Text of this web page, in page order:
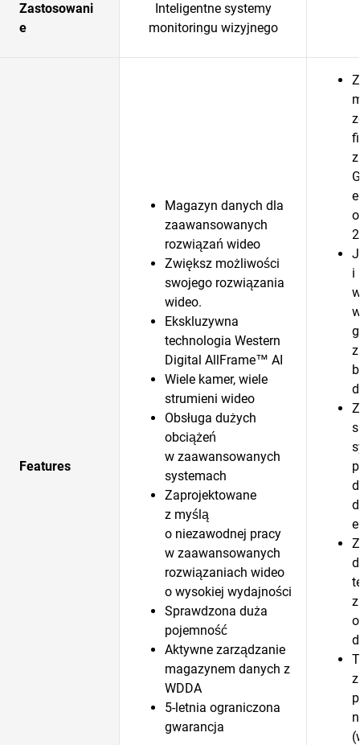
Zastosowani
e
Inteligentne systemy
monitoringu wizyjnego
Features
Magazyn danych dla
zaawansowanych
rozwiązań wideo
Zwiększ możliwości
swojego rozwiązania
wideo.
Ekskluzywna
technologia Western
Digital AllFrame™ AI
Wiele kamer, wiele
strumieni wideo
Obsługa dużych
obciążeń
w zaawansowanych
systemach
Zaprojektowane
z myślą
o niezawodnej pracy
w zaawansowanych
rozwiązaniach wideo
o wysokiej wydajności
Sprawdzona duża
pojemność
Aktywne zarządzanie
magazynem danych z
WDDA
5-letnia ograniczona
gwarancja
i